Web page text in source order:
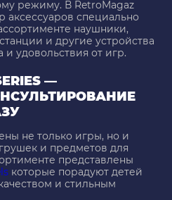
режиму. В RetroMagaz
аксессуаров специально
наушники,
и другие устройства
удовольствия от игр.
—
не только игры, но и
и предметов для
представлены
которые порадуют детей
и стильным